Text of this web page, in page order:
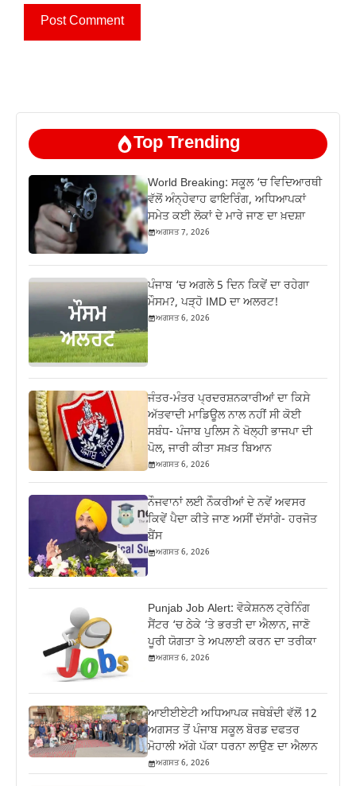
Top Trending
World Breaking: ਸਕੂਲ ‘ਚ ਵਿਦਿਆਰਥੀ
ਵੱਲੋਂ ਅੰਨ੍ਹੇਵਾਹ ਫਾਇਰਿੰਗ, ਅਧਿਆਪਕਾਂ
ਸਮੇਤ ਕਈ ਲੋਕਾਂ ਦੇ ਮਾਰੇ ਜਾਣ ਦਾ ਖ਼ਦਸ਼ਾ
ਅਗਸਤ 7, 2026
ਪੰਜਾਬ ‘ਚ ਅਗਲੇ 5 ਦਿਨ ਕਿਵੇਂ ਦਾ ਰਹੇਗਾ
ਮੌਸਮ?, ਪੜ੍ਹੋ IMD ਦਾ ਅਲਰਟ!
ਅਗਸਤ 6, 2026
ਜੰਤਰ-ਮੰਤਰ ਪ੍ਰਦਰਸ਼ਨਕਾਰੀਆਂ ਦਾ ਕਿਸੇ
ਅੱਤਵਾਦੀ ਮਾਡਿਊਲ ਨਾਲ ਨਹੀਂ ਸੀ ਕੋਈ
ਸਬੰਧ- ਪੰਜਾਬ ਪੁਲਿਸ ਨੇ ਖੋਲ੍ਹੀ ਭਾਜਪਾ ਦੀ
ਪੋਲ, ਜਾਰੀ ਕੀਤਾ ਸਖ਼ਤ ਬਿਆਨ
ਅਗਸਤ 6, 2026
ਨੌਜਵਾਨਾਂ ਲਈ ਨੌਕਰੀਆਂ ਦੇ ਨਵੇਂ ਅਵਸਰ
ਕਿਵੇਂ ਪੈਦਾ ਕੀਤੇ ਜਾਣ ਅਸੀਂ ਦੱਸਾਂਗੇ- ਹਰਜੋਤ
ਬੈਂਸ
ਅਗਸਤ 6, 2026
Punjab Job Alert: ਵੋਕੇਸ਼ਨਲ ਟ੍ਰੇਨਿੰਗ
ਸੈਂਟਰ ‘ਚ ਠੇਕੇ ‘ਤੇ ਭਰਤੀ ਦਾ ਐਲਾਨ, ਜਾਣੋ
ਪੂਰੀ ਯੋਗਤਾ ਤੇ ਅਪਲਾਈ ਕਰਨ ਦਾ ਤਰੀਕਾ
ਅਗਸਤ 6, 2026
ਆਈਈਏਟੀ ਅਧਿਆਪਕ ਜਥੇਬੰਦੀ ਵੱਲੋਂ 12
ਅਗਸਤ ਤੋਂ ਪੰਜਾਬ ਸਕੂਲ ਬੋਰਡ ਦਫਤਰ
ਮੋਹਾਲੀ ਅੱਗੇ ਪੱਕਾ ਧਰਨਾ ਲਾਉਣ ਦਾ ਐਲਾਨ
ਅਗਸਤ 6, 2026